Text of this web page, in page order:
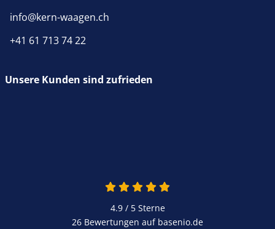
info@kern-waagen.ch
+41 61 713 74 22
Unsere Kunden sind zufrieden
4.9 / 5Sterne
26 Bewertungen auf basenio.de